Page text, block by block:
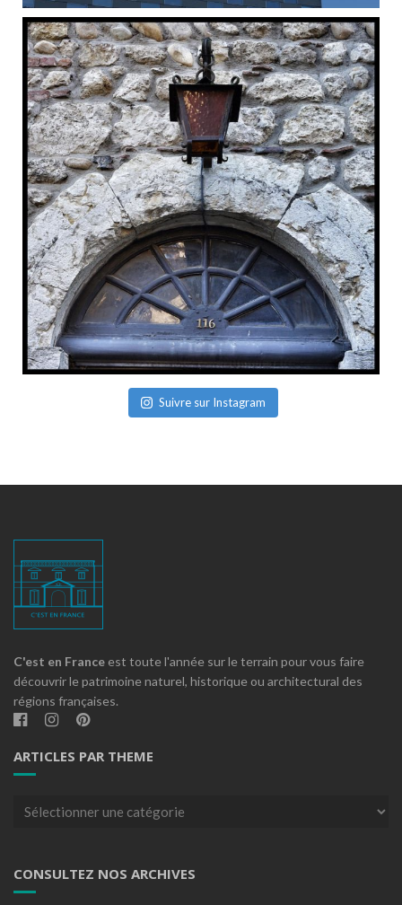
Suivre sur Instagram
C'est en France est toute l'année sur le terrain pour vous faire
découvrir le patrimoine naturel, historique ou architectural des
régions françaises.
ARTICLES PAR THEME
Articles
CONSULTEZ NOS ARCHIVES